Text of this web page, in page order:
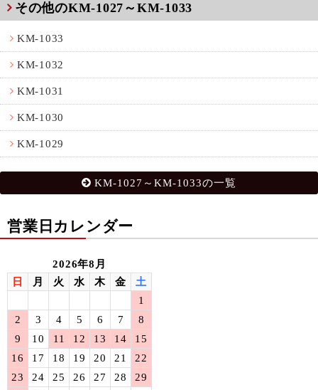
その他のKM-1027～KM-1033
KM-1033
KM-1032
KM-1031
KM-1030
KM-1029
KM-1027～KM-1033の一覧
営業日カレンダー
2026年8月
日
月 火 水 木 金
土
1
2
3 4 5 6 7
8
9
10 11 12 13 14
15
16
17 18 19 20 21
22
23
24 25 26 27 28
29